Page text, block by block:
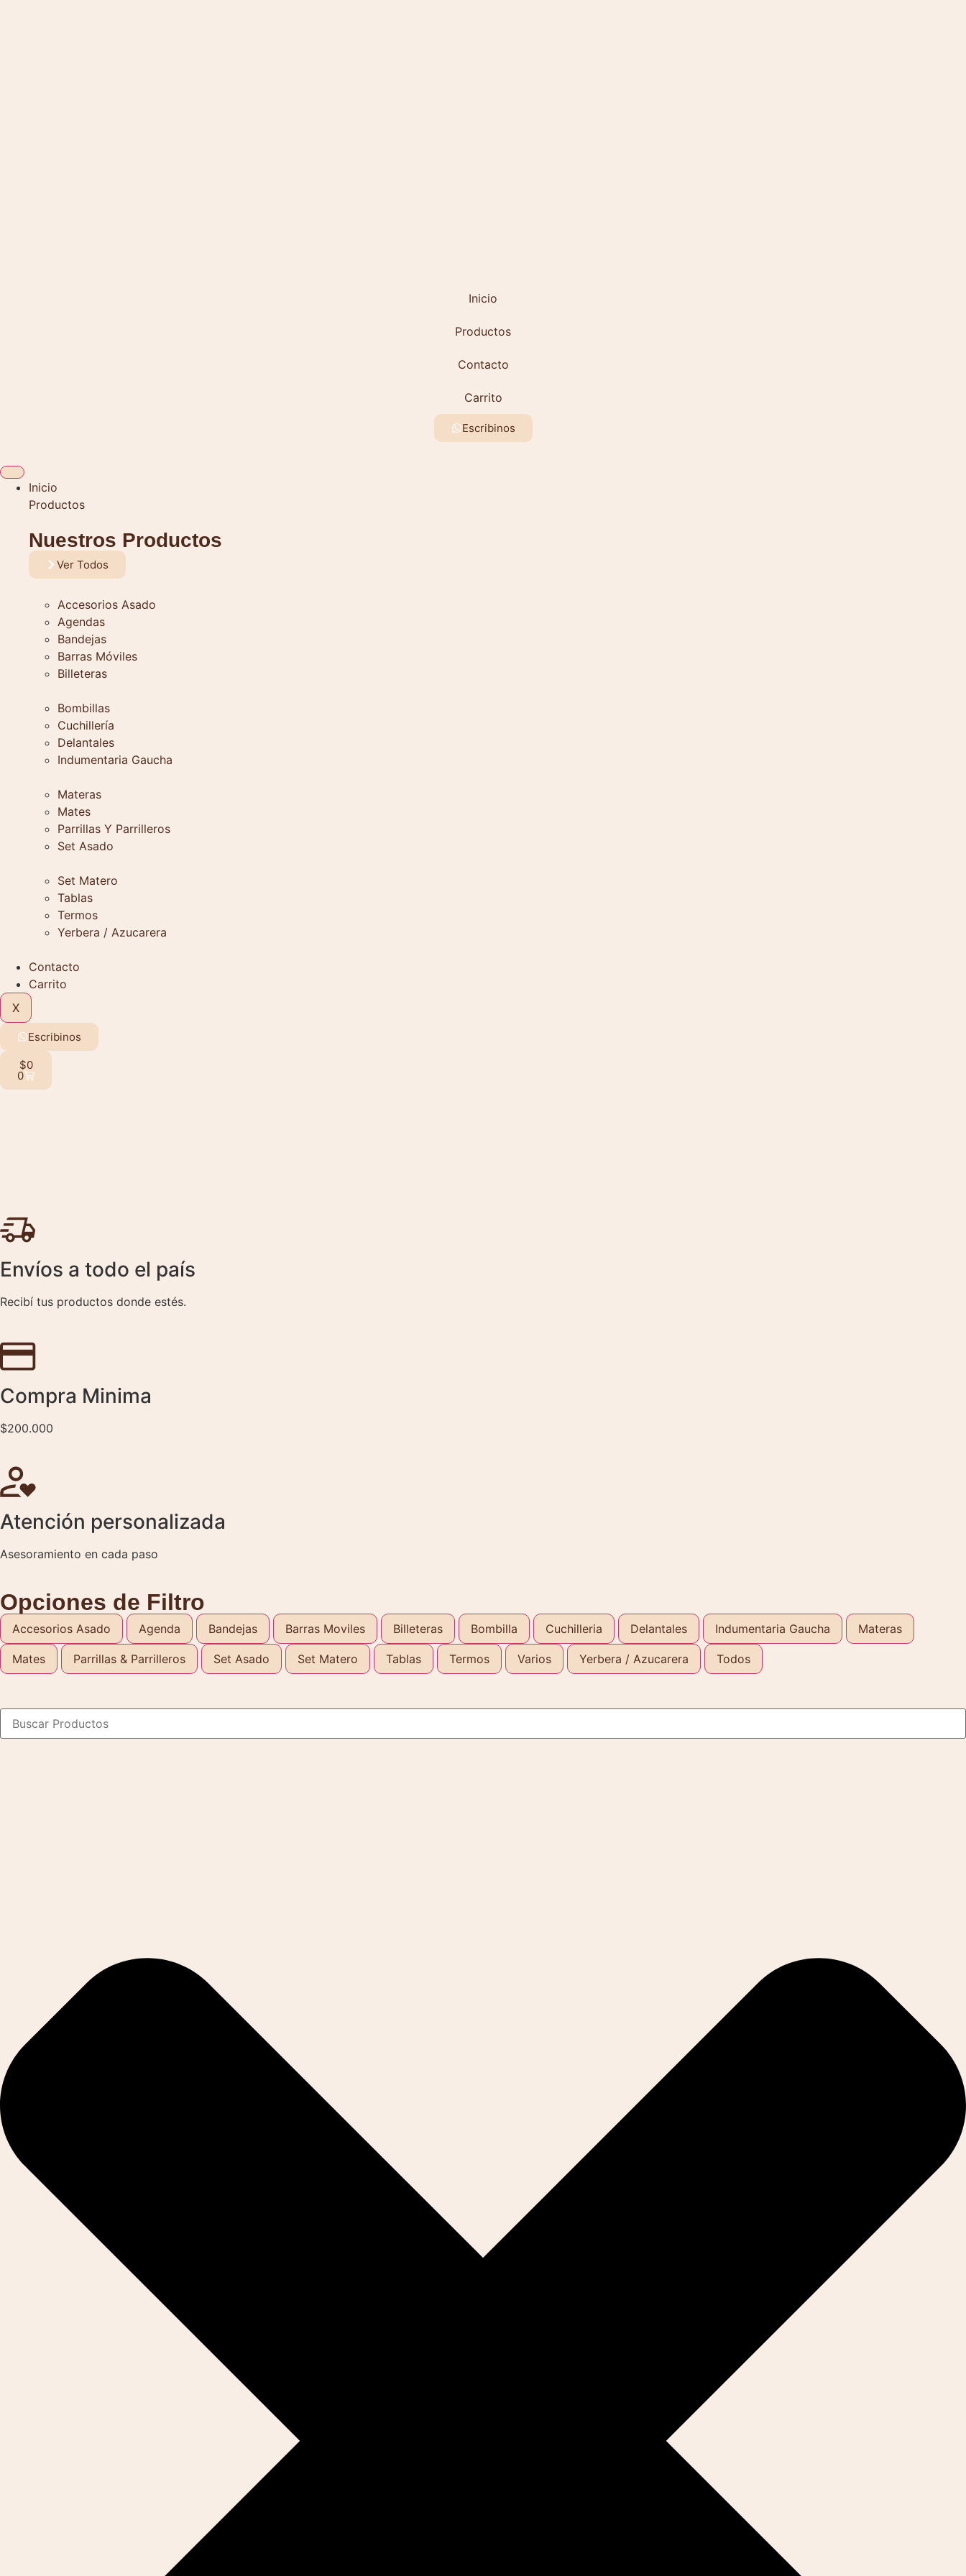
Inicio
Productos
Contacto
Carrito
Escribinos
Inicio
Productos
Nuestros Productos
Ver Todos
Accesorios Asado
Agendas
Bandejas
Barras Móviles
Billeteras
Bombillas
Cuchillería
Delantales
Indumentaria Gaucha
Materas
Mates
Parrillas Y Parrilleros
Set Asado
Set Matero
Tablas
Termos
Yerbera / Azucarera
Contacto
Carrito
X
Escribinos
$0
0
Envíos a todo el país
Recibí tus productos donde estés.
Compra Minima
$200.000
Atención personalizada
Asesoramiento en cada paso
Opciones de Filtro
Accesorios Asado Agenda Bandejas Barras Moviles Billeteras Bombilla Cuchilleria Delantales Indumentaria Gaucha Materas
Mates Parrillas & Parrilleros Set Asado Set Matero Tablas Termos Varios Yerbera / Azucarera Todos